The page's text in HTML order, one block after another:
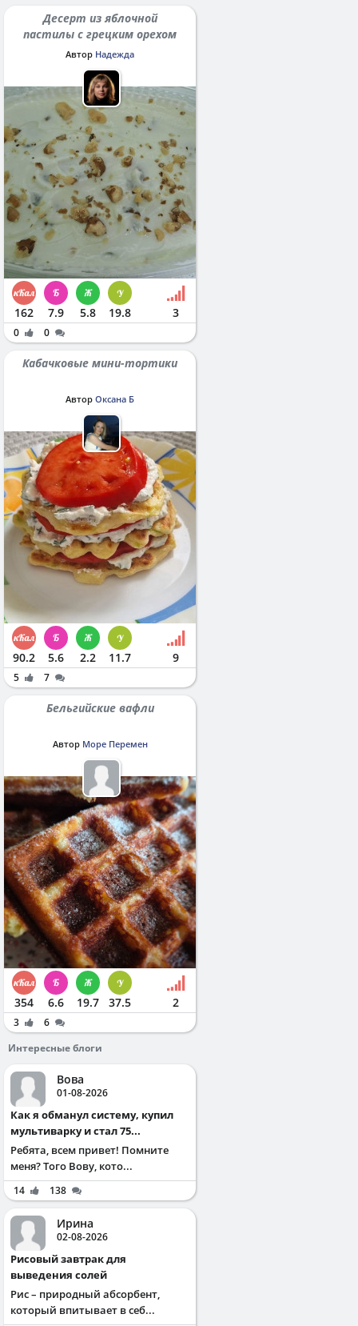
Десерт из яблочной
пастилы с грецким орехом
Автор Надежда
162 7.9 5.8 19.8 3
0 0
Кабачковые мини-тортики
Автор Оксана Б
90.2 5.6 2.2 11.7 9
5 7
Бельгийские вафли
Автор Море Перемен
354 6.6 19.7 37.5 2
3
6
Интересные блоги
Вова
01-08-2026
Как я обманул систему, купил
мультиварку и стал 75...
Ребята, всем привет! Помните
меня? Того Вову, кото...
14 138
Ирина
02-08-2026
Рисовый завтрак для
выведения солей
Рис – природный абсорбент,
который впитывает в себ...